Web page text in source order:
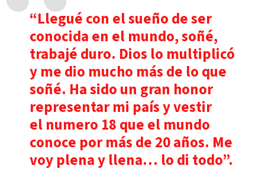
“Llegué con el sueño de ser
conocida en el mundo, soñé,
trabajé duro. Dios lo multiplicó
y me dio mucho más de lo que
soñé. Ha sido un gran honor
representar mi país y vestir
el numero 18 que el mundo
conoce por más de 20 años. Me
voy plena y llena… lo di todo”.